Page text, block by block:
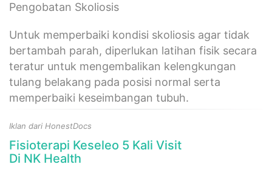
Pengobatan Skoliosis
Untuk memperbaiki kondisi skoliosis agar tidak
bertambah parah, diperlukan latihan fisik secara
teratur untuk mengembalikan kelengkungan
tulang belakang pada posisi normal serta
memperbaiki keseimbangan tubuh.
Iklan dari HonestDocs
Fisioterapi Keseleo 5 Kali Visit
Di NK Health